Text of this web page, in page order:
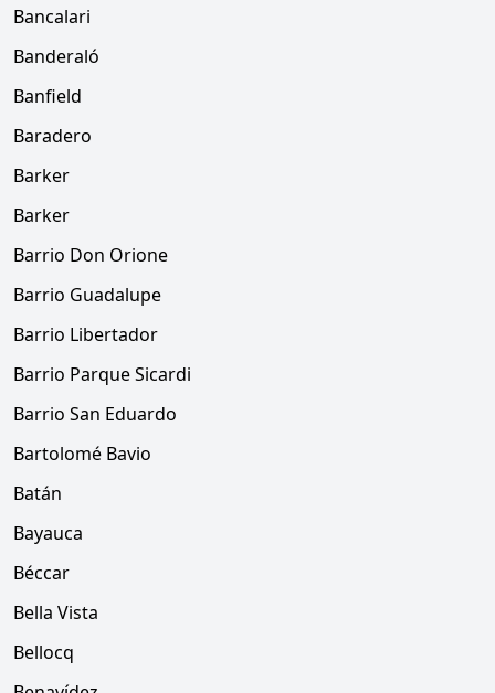
Bancalari
Banderaló
Banfield
Baradero
Barker
Barker
Barrio Don Orione
Barrio Guadalupe
Barrio Libertador
Barrio Parque Sicardi
Barrio San Eduardo
Bartolomé Bavio
Batán
Bayauca
Béccar
Bella Vista
Bellocq